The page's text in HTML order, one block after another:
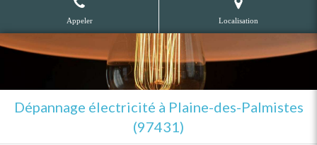
Appeler Localisation
Dépannage électricité à Plaine-des-Palmistes
(97431)